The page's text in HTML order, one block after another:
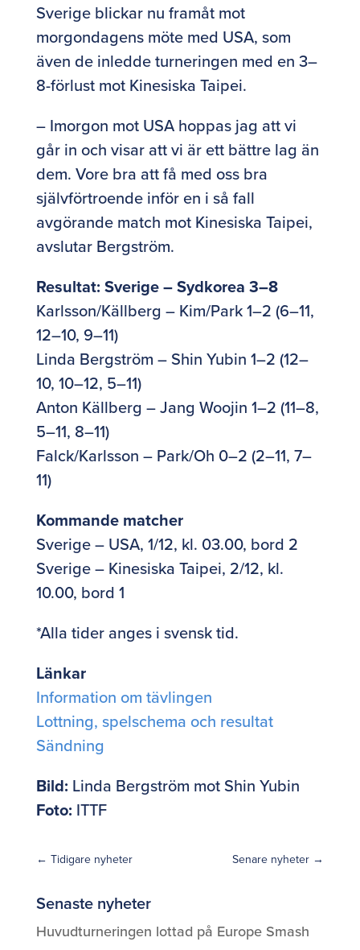
Sverige blickar nu framåt mot
morgondagens möte med USA, som
även de inledde turneringen med en 3–
8-förlust mot Kinesiska Taipei.
– Imorgon mot USA hoppas jag att vi
går in och visar att vi är ett bättre lag än
dem. Vore bra att få med oss bra
självförtroende inför en i så fall
avgörande match mot Kinesiska Taipei,
avslutar Bergström.
Resultat: Sverige – Sydkorea 3–8
Karlsson/Källberg – Kim/Park 1–2 (6–11,
12–10, 9–11)
Linda Bergström – Shin Yubin 1–2 (12–
10, 10–12, 5–11)
Anton Källberg – Jang Woojin 1–2 (11–8,
5–11, 8–11)
Falck/Karlsson – Park/Oh 0–2 (2–11, 7–
11)
Kommande matcher
Sverige – USA, 1/12, kl. 03.00, bord 2
Sverige – Kinesiska Taipei, 2/12, kl.
10.00, bord 1
*Alla tider anges i svensk tid.
Länkar
Information om tävlingen
Lottning, spelschema och resultat
Sändning
Bild: Linda Bergström mot Shin Yubin
Foto: ITTF
← Tidigare nyheter Senare nyheter →
Senaste nyheter
Huvudturneringen lottad på Europe Smash